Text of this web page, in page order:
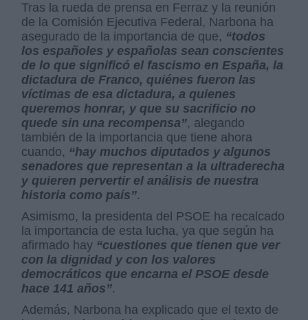
Tras la rueda de prensa en Ferraz y la reunión
de la Comisión Ejecutiva Federal, Narbona ha
asegurado de la importancia de que, “todos
los españoles y españolas sean conscientes
de lo que significó el fascismo en España, la
dictadura de Franco, quiénes fueron las
víctimas de esa dictadura, a quienes
queremos honrar, y que su sacrificio no
quede sin una recompensa”, alegando
también de la importancia que tiene ahora
cuando, “hay muchos diputados y algunos
senadores que representan a la ultraderecha
y quieren pervertir el análisis de nuestra
historia como país”.
Asimismo, la presidenta del PSOE ha recalcado
la importancia de esta lucha, ya que según ha
afirmado hay “cuestiones que tienen que ver
con la dignidad y con los valores
democráticos que encarna el PSOE desde
hace 141 años”.
Además, Narbona ha explicado que el texto de